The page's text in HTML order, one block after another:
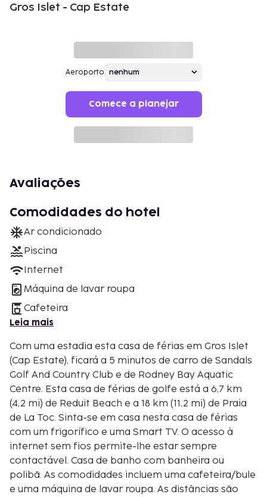
Gros Islet - Cap Estate
Aeroporto
Comece a planejar
Avaliações
Comodidades do hotel
Ar condicionado
Piscina
Internet
Máquina de lavar roupa
Cafeteira
Leia mais
Com uma estadia esta casa de férias em Gros Islet
(Cap Estate), ficará a 5 minutos de carro de Sandals
Golf And Country Club e de Rodney Bay Aquatic
Centre. Esta casa de férias de golfe está a 6,7 km
(4,2 mi) de Reduit Beach e a 18 km (11,2 mi) de Praia
de La Toc. Sinta-se em casa nesta casa de férias
com um frigorífico e uma Smart TV. O acesso à
internet sem fios permite-lhe estar sempre
contactável. Casa de banho com banheira ou
polibã. As comodidades incluem uma cafeteira/bule
e uma máquina de lavar roupa. As distâncias são